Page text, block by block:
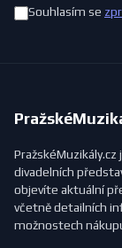
Souhlasím se
divadelních
objevíte aktuální
včetně detailních
možnostech